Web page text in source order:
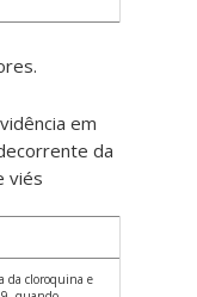
em
da
viés
da cloroquina e